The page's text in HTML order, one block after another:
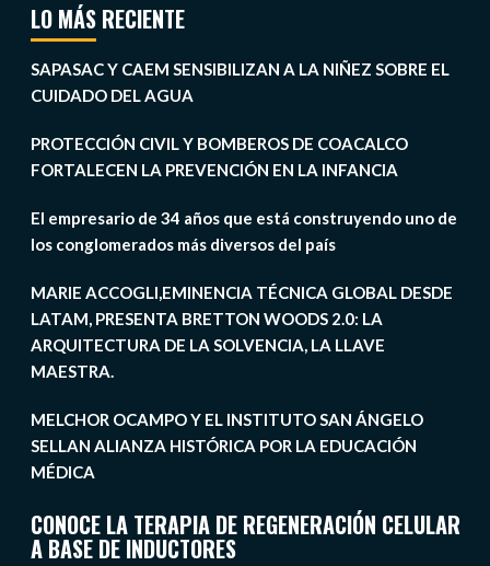
LO MÁS RECIENTE
SAPASAC Y CAEM SENSIBILIZAN A LA NIÑEZ SOBRE EL
CUIDADO DEL AGUA
PROTECCIÓN CIVIL Y BOMBEROS DE COACALCO
FORTALECEN LA PREVENCIÓN EN LA INFANCIA
El empresario de 34 años que está construyendo uno de
los conglomerados más diversos del país
MARIE ACCOGLI,EMINENCIA TÉCNICA GLOBAL DESDE
LATAM, PRESENTA BRETTON WOODS 2.0: LA
ARQUITECTURA DE LA SOLVENCIA, LA LLAVE
MAESTRA.
MELCHOR OCAMPO Y EL INSTITUTO SAN ÁNGELO
SELLAN ALIANZA HISTÓRICA POR LA EDUCACIÓN
MÉDICA
CONOCE LA TERAPIA DE REGENERACIÓN CELULAR
A BASE DE INDUCTORES